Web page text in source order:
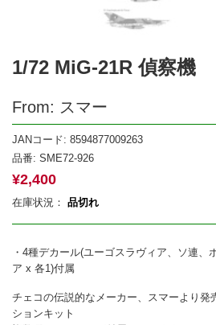
1/72 MiG-21R 偵察機
From: スマー
JANコード: 8594877009263
品番: SME72-926
¥2,400
在庫状況： 品切れ
・4種デカール(ユーゴスラヴィア、ソ連、
ア x 各1)付属
チェコの伝説的なメーカー、スマーより
ションキット